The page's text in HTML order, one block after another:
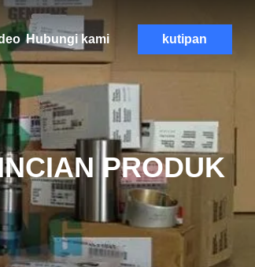
Hubungi kami kutipan
PRODUK